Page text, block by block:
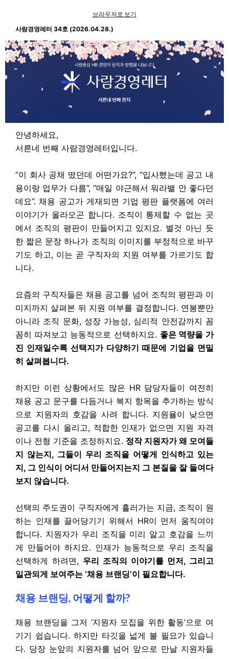
브라우저로 보기
사람경영레터 34호 (2026.04.28.)
안녕하세요,
서른네 번째 사람경영레터입니다.
“이 회사 공채 떴던데 어떤가요?”, “입사했는데 공고 내
용이랑 업무가 다름”, “매일 야근해서 워라밸 안 좋다던
데요”. 채용 공고가 게재되면 기업 평판 플랫폼에 여러
이야기가 올라오곤 합니다. 조직이 통제할 수 없는 곳
에서 조직의 평판이 만들어지고 있지요. 별것 아닌 듯
한 짧은 문장 하나가 조직의 이미지를 부정적으로 바꾸
기도 하고, 이는 곧 구직자의 지원 여부를 가르기도 합
니다.
요즘의 구직자들은 채용 공고를 넘어 조직의 평판과 이
미지까지 살펴본 뒤 지원 여부를 결정합니다. 연봉뿐만
아니라 조직 문화, 성장 가능성, 심리적 안전감까지 꼼
꼼히 따져보고 능동적으로 선택하지요. 좋은 역량을 가
진 인재일수록 선택지가 다양하기 때문에 기업을 면밀
히 살펴봅니다.
하지만 이런 상황에서도 많은 HR 담당자들이 여전히
채용 공고 문구를 다듬거나 복지 항목을 추가하는 방식
으로 지원자의 호감을 사려 합니다. 지원율이 낮으면
공고를 다시 올리고, 적합한 인재가 없으면 지원 자격
이나 전형 기준을 조정하지요. 정작 지원자가 왜 모여들
지 않는지, 그들이 우리 조직을 어떻게 인식하고 있는
지, 그 인식이 어디서 만들어지는지 그 본질을 잘 들여다
보지 않습니다.
선택의 주도권이 구직자에게 흘러가는 지금, 조직이 원
하는 인재를 끌어당기기 위해서 HR이 먼저 움직여야
합니다. 지원자가 우리 조직을 미리 알고 호감을 느끼
게 만들어야 하지요. 인재가 능동적으로 우리 조직을
선택하게 하려면, 우리 조직의 이야기를 먼저, 그리고
일관되게 보여주는 ‘채용 브랜딩’이 필요합니다.
채용 브랜딩, 어떻게 할까?
채용 브랜딩을 그저 ‘지원자 모집을 위한 활동’으로 여
기기 쉽습니다. 하지만 타깃을 넓게 볼 필요가 있습니
다. 당장 눈앞의 지원자를 넘어 앞으로 만날 지원자들